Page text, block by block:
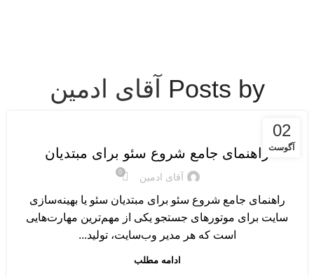
Posts by آقای ادمین
02
آگوست
آموزش سئو پایه و مقدماتی
راهنمای جامع شروع سئو برای مبتدیان
آقای ادمین 0
راهنمای جامع شروع سئو برای مبتدیان سئو یا بهینه‌سازی
سایت برای موتورهای جستجو یکی از مهم‌ترین مهارت‌هایی
است که هر مدیر وب‌سایت، تولید...
ادامه مطلب